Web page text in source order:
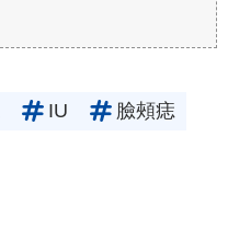
IU 臉頰痣